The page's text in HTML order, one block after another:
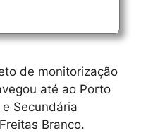
de monitorização
até ao Porto
Secundária
Branco.